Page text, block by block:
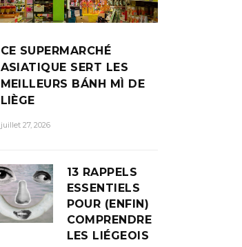
CE SUPERMARCHÉ
ASIATIQUE SERT LES
MEILLEURS BÁNH MÌ DE
LIÈGE
juillet 27, 2026
13 RAPPELS
ESSENTIELS
POUR (ENFIN)
COMPRENDRE
LES LIÉGEOIS